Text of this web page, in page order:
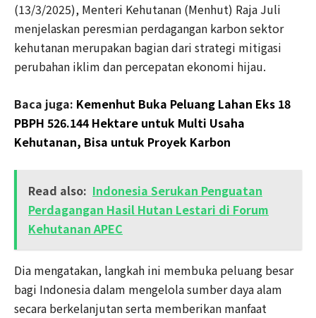
(13/3/2025), Menteri Kehutanan (Menhut) Raja Juli
menjelaskan peresmian perdagangan karbon sektor
kehutanan merupakan bagian dari strategi mitigasi
perubahan iklim dan percepatan ekonomi hijau.
Baca juga: Kemenhut Buka Peluang Lahan Eks 18
PBPH 526.144 Hektare untuk Multi Usaha
Kehutanan, Bisa untuk Proyek Karbon
Read also: Indonesia Serukan Penguatan
Perdagangan Hasil Hutan Lestari di Forum
Kehutanan APEC
Dia mengatakan, langkah ini membuka peluang besar
bagi Indonesia dalam mengelola sumber daya alam
secara berkelanjutan serta memberikan manfaat